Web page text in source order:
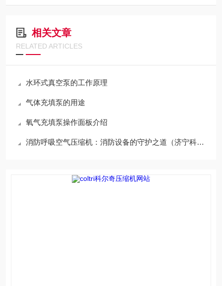
相关文章
RELATED ARTICLES
水环式真空泵的工作原理
气体充填泵的用途
氧气充填泵操作面板介绍
消防呼吸空气压缩机：消防设备的守护之道（济宁科尔奇原创作品，侵权必究）